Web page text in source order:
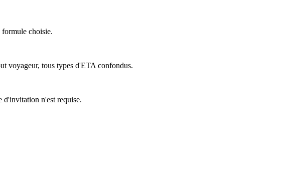
formule choisie.
voyageur, tous types d'ETA confondus.
d'invitation n'est requise.